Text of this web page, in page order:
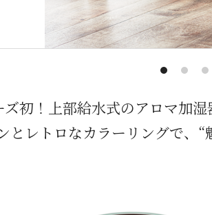
初！上部給水式のアロマ加湿
とレトロなカラーリングで、